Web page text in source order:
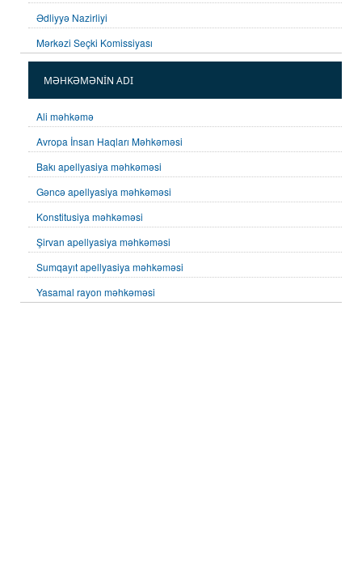
Ədliyyə Nazirliyi
Mərkəzi Seçki Komissiyası
MƏHKƏMƏNİN ADI
Ali məhkəmə
Avropa İnsan Haqları Məhkəməsi
Bakı apellyasiya məhkəməsi
Gəncə apellyasiya məhkəməsi
Konstitusiya məhkəməsi
Şirvan apellyasiya məhkəməsi
Sumqayıt apellyasiya məhkəməsi
Yasamal rayon məhkəməsi